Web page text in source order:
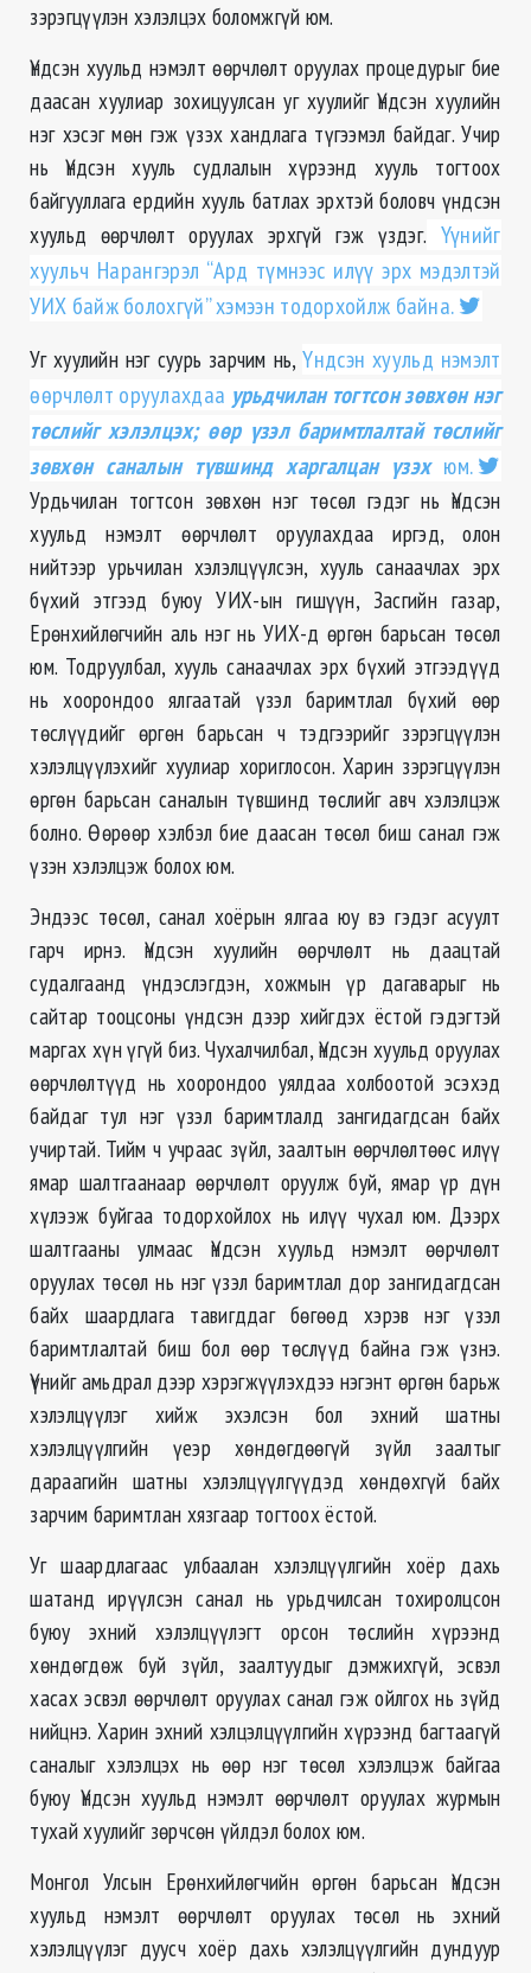
зэрэгцүүлэн хэлэлцэх боломжгүй юм.
Үндсэн хуульд нэмэлт өөрчлөлт оруулах процедурыг бие
даасан хуулиар зохицуулсан уг хуулийг Үндсэн хуулийн
нэг хэсэг мөн гэж үзэх хандлага түгээмэл байдаг. Учир
нь Үндсэн хууль судлалын хүрээнд хууль тогтоох
байгууллага ердийн хууль батлах эрхтэй боловч үндсэн
хуульд өөрчлөлт оруулах эрхгүй гэж үздэг. Үүнийг
хуульч Нарангэрэл “Ард түмнээс илүү эрх мэдэлтэй
УИХ байж болохгүй” хэмээн тодорхойлж байна.
Уг хуулийн нэг суурь зарчим нь,Үндсэн хуульд нэмэлт
өөрчлөлт оруулахдаа урьдчилан тогтсон зөвхөн нэг
төслийг хэлэлцэх; өөр үзэл баримтлалтай төслийг
зөвхөн саналын түвшинд харгалцан үзэхюм.
Урдьчилан тогтсон зөвхөн нэг төсөл гэдэг нь Үндсэн
хуульд нэмэлт өөрчлөлт оруулахдаа иргэд, олон
нийтээр урьчилан хэлэлцүүлсэн, хууль санаачлах эрх
бүхий этгээд буюу УИХ-ын гишүүн, Засгийн газар,
Ерөнхийлөгчийн аль нэг нь УИХ-д өргөн барьсан төсөл
юм. Тодруулбал, хууль санаачлах эрх бүхий этгээдүүд
нь хоорондоо ялгаатай үзэл баримтлал бүхий өөр
төслүүдийг өргөн барьсан ч тэдгээрийг зэрэгцүүлэн
хэлэлцүүлэхийг хуулиар хориглосон. Харин зэрэгцүүлэн
өргөн барьсан саналын түвшинд төслийг авч хэлэлцэж
болно. Өөрөөр хэлбэл бие даасан төсөл биш санал гэж
үзэн хэлэлцэж болох юм.
Эндээс төсөл, санал хоёрын ялгаа юу вэ гэдэг асуулт
гарч ирнэ. Үндсэн хуулийн өөрчлөлт нь даацтай
судалгаанд үндэслэгдэн, хожмын үр дагаварыг нь
сайтар тооцсоны үндсэн дээр хийгдэх ёстой гэдэгтэй
маргах хүн үгүй биз. Чухалчилбал, Үндсэн хуульд оруулах
өөрчлөлтүүд нь хоорондоо уялдаа холбоотой эсэхэд
байдаг тул нэг үзэл баримтлалд зангидагдсан байх
учиртай. Тийм ч учраас зүйл, заалтын өөрчлөлтөөс илүү
ямар шалтгаанаар өөрчлөлт оруулж буй, ямар үр дүн
хүлээж буйгаа тодорхойлох нь илүү чухал юм. Дээрх
шалтгааны улмаас Үндсэн хуульд нэмэлт өөрчлөлт
оруулах төсөл нь нэг үзэл баримтлал дор зангидагдсан
байх шаардлага тавигддаг бөгөөд хэрэв нэг үзэл
баримтлалтай биш бол өөр төслүүд байна гэж үзнэ.
Үүнийг амьдрал дээр хэрэгжүүлэхдээ нэгэнт өргөн барьж
хэлэлцүүлэг хийж эхэлсэн бол эхний шатны
хэлэлцүүлгийн үеэр хөндөгдөөгүй зүйл заалтыг
дараагийн шатны хэлэлцүүлгүүдэд хөндөхгүй байх
зарчим баримтлан хязгаар тогтоох ёстой.
Уг шаардлагаас улбаалан хэлэлцүүлгийн хоёр дахь
шатанд ирүүлсэн санал нь урьдчилсан тохиролцсон
буюу эхний хэлэлцүүлэгт орсон төслийн хүрээнд
хөндөгдөж буй зүйл, заалтуудыг дэмжихгүй, эсвэл
хасах эсвэл өөрчлөлт оруулах санал гэж ойлгох нь зүйд
нийцнэ. Харин эхний хэлцэлцүүлгийн хүрээнд багтаагүй
саналыг хэлэлцэх нь өөр нэг төсөл хэлэлцэж байгаа
буюу Үндсэн хуульд нэмэлт өөрчлөлт оруулах журмын
тухай хуулийг зөрчсөн үйлдэл болох юм.
Монгол Улсын Ерөнхийлөгчийн өргөн барьсан Үндсэн
хуульд нэмэлт өөрчлөлт оруулах төсөл нь эхний
хэлэлцүүлэг дуусч хоёр дахь хэлэлцүүлгийн дундуур